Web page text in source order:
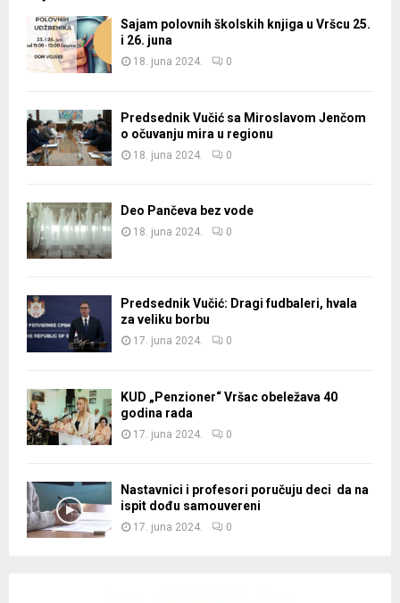
Sajam polovnih školskih knjiga u Vršcu 25.
i 26. juna
18. juna 2024. 0
Predsednik Vučić sa Miroslavom Jenčom
o očuvanju mira u regionu
18. juna 2024. 0
Deo Pančeva bez vode
18. juna 2024. 0
Predsednik Vučić: Dragi fudbaleri, hvala
za veliku borbu
17. juna 2024. 0
KUD „Penzioner“ Vršac obeležava 40
godina rada
17. juna 2024. 0
Nastavnici i profesori poručuju deci da na
ispit dođu samouvereni
17. juna 2024. 0